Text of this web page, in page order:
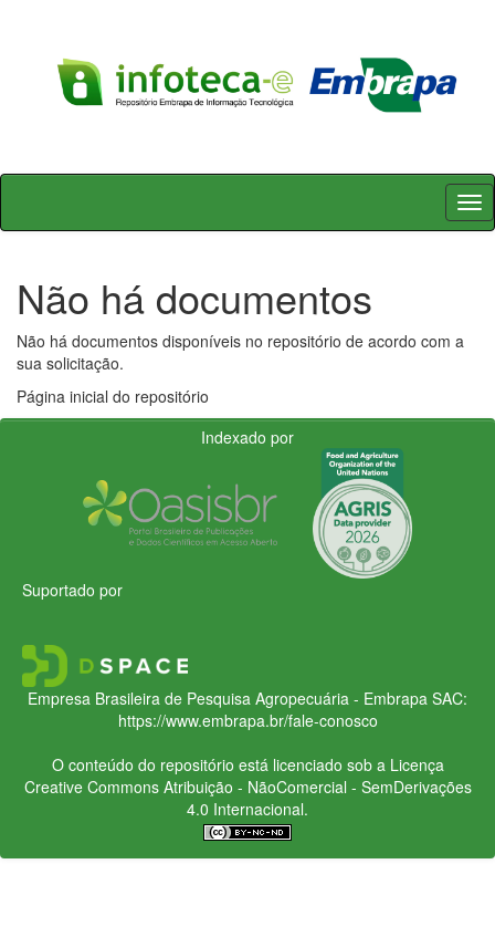
Skip
Não há documentos
Não há documentos disponíveis no repositório de acordo com a
sua solicitação.
Página inicial do repositório
Indexado por
Suportado por
Empresa Brasileira de Pesquisa Agropecuária - Embrapa SAC:
https://www.embrapa.br/fale-conosco
O conteúdo do repositório está licenciado sob a Licença
Creative CommonsAtribuição - NãoComercial - SemDerivações
4.0 Internacional.